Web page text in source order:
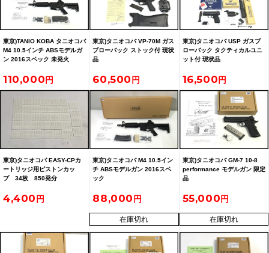
東京)TANIO KOBA タニオコバ
M4 10.5インチ ABSモデルガ
ン 2016スペック 未発火
110,000
東京)タニオコバ VP-70M ガス
ブローバック ストック付 現状
品
60,500
東京)タニオコバ USP ガスブ
ローバック タクティカルユニ
ット付 現状品
16,500
東京)タニオコバ EASY-CPカ
ートリッジ用ピストンカッ
プ 34枚 850発分
4,400
東京)タニオコバ M4 10.5イン
チ ABSモデルガン 2016スペ
ック
88,000
在庫切れ
東京)タニオコバ GM-7 10-8
performance モデルガン 限定
品
55,000
在庫切れ